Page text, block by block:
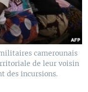
camerounais
de leur voisin
des incursions.